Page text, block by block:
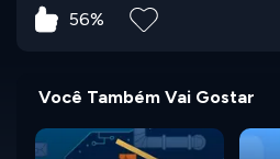
56%
Você Também Vai Gostar